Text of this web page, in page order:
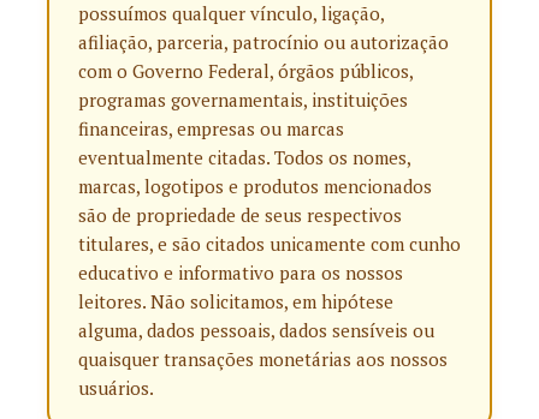
possuímos qualquer vínculo, ligação,
afiliação, parceria, patrocínio ou autorização
com o Governo Federal, órgãos públicos,
programas governamentais, instituições
financeiras, empresas ou marcas
eventualmente citadas. Todos os nomes,
marcas, logotipos e produtos mencionados
são de propriedade de seus respectivos
titulares, e são citados unicamente com cunho
educativo e informativo para os nossos
leitores. Não solicitamos, em hipótese
alguma, dados pessoais, dados sensíveis ou
quaisquer transações monetárias aos nossos
usuários.